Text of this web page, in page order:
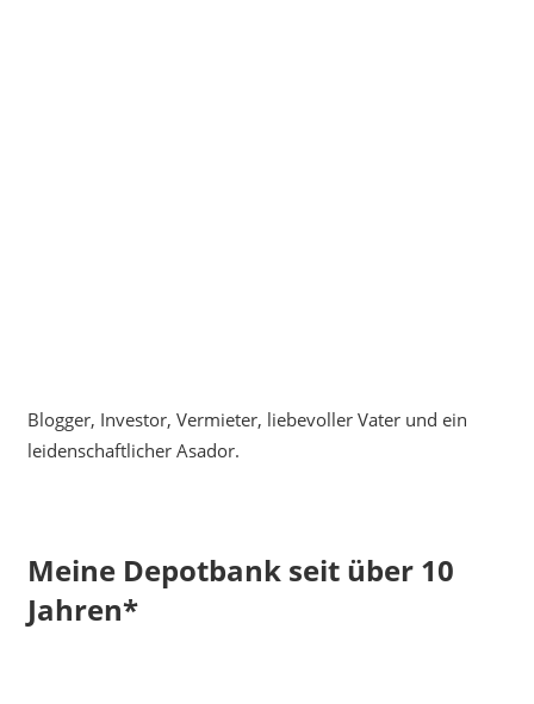
Blogger, Investor, Vermieter, liebevoller Vater und ein
leidenschaftlicher Asador.
Meine Depotbank seit über 10
Jahren*